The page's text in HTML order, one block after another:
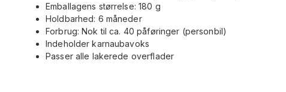
Emballagens størrelse: 180 g
Holdbarhed: 6 måneder
Forbrug: Nok til ca. 40 påføringer (personbil)
Indeholder karnaubavoks
Passer alle lakerede overflader